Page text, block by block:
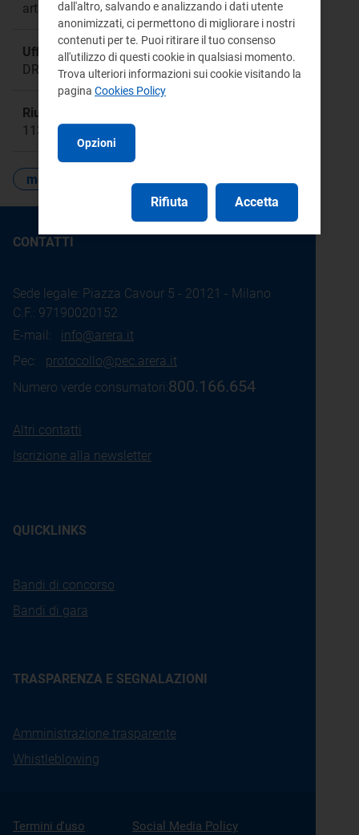
articolo individu
Ufficio responsabile:
DREI Direzione Relazioni Esterne ed Istituzionali
Riunione:
1131
memorie e segnalazioni
CONTATTI
Sede legale: Piazza Cavour 5 - 20121 - Milano
C.F.: 97190020152
E-mail: info@arera.it
Pec: protocollo@pec.arera.it
Numero verde consumatori:800.166.654
Altri contatti
Iscrizione alla newsletter
QUICKLINKS
Bandi di concorso
Bandi di gara
TRASPARENZA E SEGNALAZIONI
Amministrazione trasparente
Whistleblowing
Termini d'uso Social Media Policy
dall'altro, salvando e analizzando i dati utente
anonimizzati, ci permettono di migliorare i nostri
contenuti per te. Puoi ritirare il tuo consenso
all'utilizzo di questi cookie in qualsiasi momento.
Trova ulteriori informazioni sui cookie visitando la
pagina Cookies Policy
Opzioni
Rifiuta Accetta